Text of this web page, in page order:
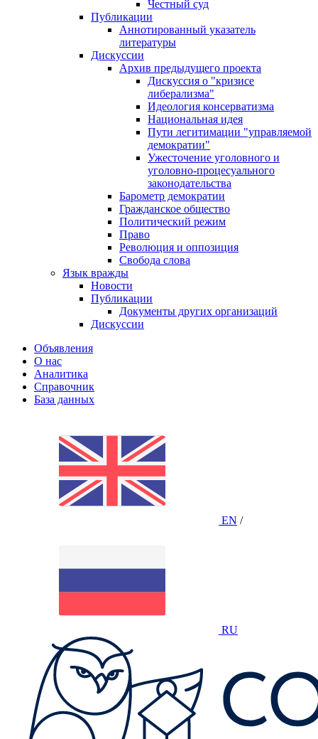
Честный суд
Публикации
Аннотированный указатель
литературы
Дискуссии
Архив предыдущего проекта
Дискуссия о "кризисе
либерализма"
Идеология консерватизма
Национальная идея
Пути легитимации "управляемой
демократии"
Ужесточение уголовного и
уголовно-процесуального
законодательства
Барометр демократии
Гражданское общество
Политический режим
Право
Революция и оппозиция
Свобода слова
Язык вражды
Новости
Публикации
Документы других организаций
Дискуссии
Объявления
О нас
Аналитика
Справочник
База данных
EN /
RU